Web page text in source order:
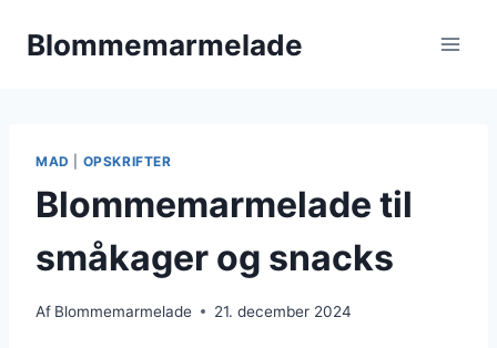
Blommemarmelade
MAD OPSKRIFTER
Blommemarmelade til
småkager og snacks
Af Blommemarmelade 21. december 2024